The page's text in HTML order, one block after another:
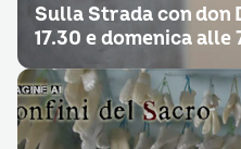
Sulla Strada con don
17.30 e domenica alle